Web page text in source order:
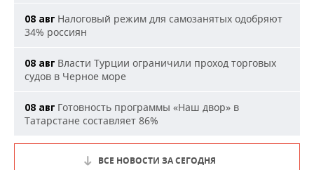
08 авг Налоговый режим для самозанятых одобряют
34% россиян
08 авг Власти Турции ограничили проход торговых
судов в Черное море
08 авг Готовность программы «Наш двор» в
Татарстане составляет 86%
ВСЕ НОВОСТИ ЗА СЕГОДНЯ